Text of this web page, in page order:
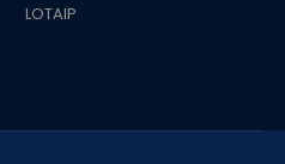
LOTAIP